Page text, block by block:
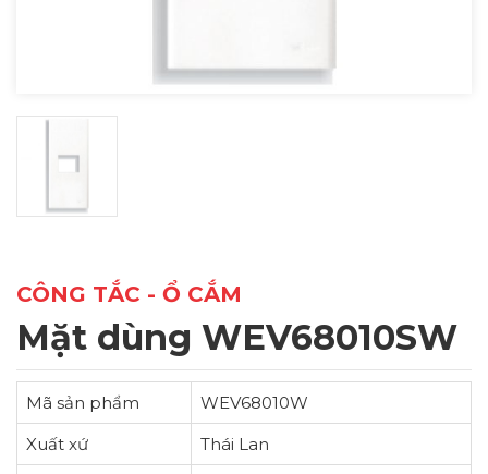
CÔNG TẮC - Ổ CẮM
Mặt dùng WEV68010SW
Mã sản phẩm
WEV68010W
Xuất xứ
Thái Lan